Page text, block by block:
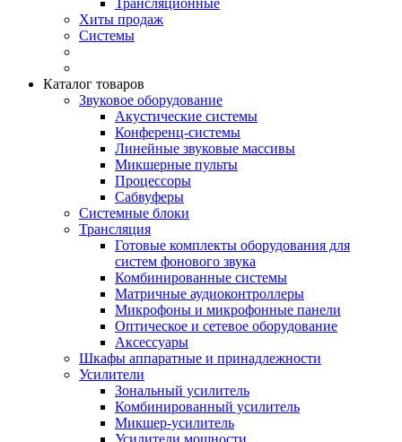
Трансляционные
Хиты продаж
Системы
Каталог товаров
Звуковое оборудование
Акустические системы
Конференц-системы
Линейные звуковые массивы
Микшерные пульты
Процессоры
Сабвуферы
Системные блоки
Трансляция
Готовые комплекты оборудования для
систем фонового звука
Комбинированные системы
Матричные аудиоконтроллеры
Микрофоны и микрофонные панели
Оптическое и сетевое оборудование
Аксессуары
Шкафы аппаратные и принадлежности
Усилители
Зональный усилитель
Комбинированный усилитель
Микшер-усилитель
Усилители мощности